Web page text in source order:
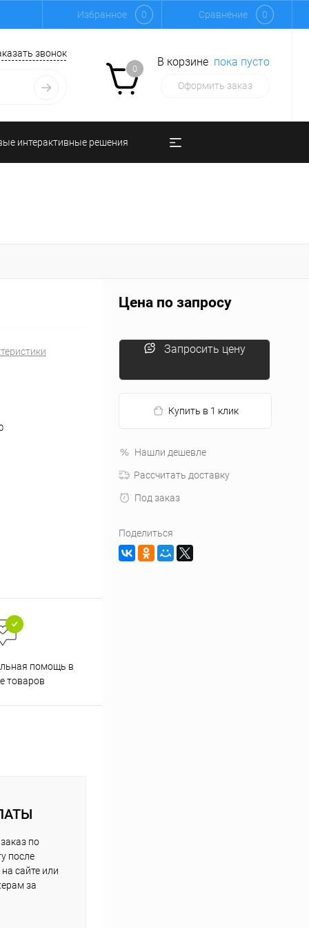
Избранное 0 Сравнение 0
звонок
0
В корзине пока пусто
Оформить заказ
интерактивные решения
помощь в
товаров
по
после
сайте или
за
Цена по запросу
Запросить цену
Купить в 1 клик
Нашли дешевле
Рассчитать доставку
Под заказ
Поделиться